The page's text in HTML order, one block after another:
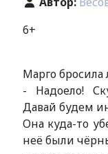
Марго бросила
- Надоело!
Давай будем
Она куда-то
неё были